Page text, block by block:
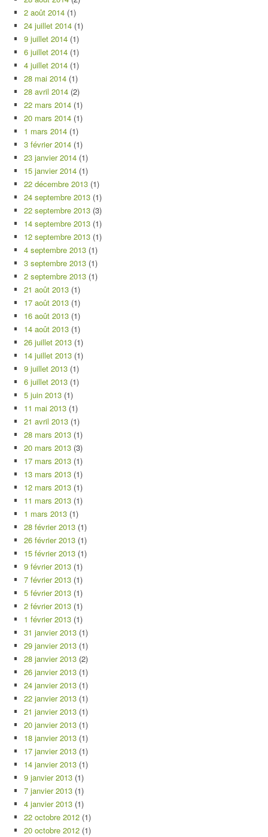
2 août 2014 (1)
24 juillet 2014 (1)
9 juillet 2014 (1)
6 juillet 2014 (1)
4 juillet 2014 (1)
28 mai 2014 (1)
28 avril 2014 (2)
22 mars 2014 (1)
20 mars 2014 (1)
1 mars 2014 (1)
3 février 2014 (1)
23 janvier 2014 (1)
15 janvier 2014 (1)
22 décembre 2013 (1)
24 septembre 2013 (1)
22 septembre 2013 (3)
14 septembre 2013 (1)
12 septembre 2013 (1)
4 septembre 2013 (1)
3 septembre 2013 (1)
2 septembre 2013 (1)
21 août 2013 (1)
17 août 2013 (1)
16 août 2013 (1)
14 août 2013 (1)
26 juillet 2013 (1)
14 juillet 2013 (1)
9 juillet 2013 (1)
6 juillet 2013 (1)
5 juin 2013 (1)
11 mai 2013 (1)
21 avril 2013 (1)
28 mars 2013 (1)
20 mars 2013 (3)
17 mars 2013 (1)
13 mars 2013 (1)
12 mars 2013 (1)
11 mars 2013 (1)
1 mars 2013 (1)
28 février 2013 (1)
26 février 2013 (1)
15 février 2013 (1)
9 février 2013 (1)
7 février 2013 (1)
5 février 2013 (1)
2 février 2013 (1)
1 février 2013 (1)
31 janvier 2013 (1)
29 janvier 2013 (1)
28 janvier 2013 (2)
26 janvier 2013 (1)
24 janvier 2013 (1)
22 janvier 2013 (1)
21 janvier 2013 (1)
20 janvier 2013 (1)
18 janvier 2013 (1)
17 janvier 2013 (1)
14 janvier 2013 (1)
9 janvier 2013 (1)
7 janvier 2013 (1)
4 janvier 2013 (1)
22 octobre 2012 (1)
20 octobre 2012 (1)